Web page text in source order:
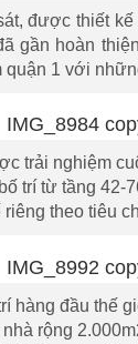
được thiết
gần hoàn
1 với
trải nghiệm
trí từ tầng 42-
theo tiêu
hàng đầu thế
rộng